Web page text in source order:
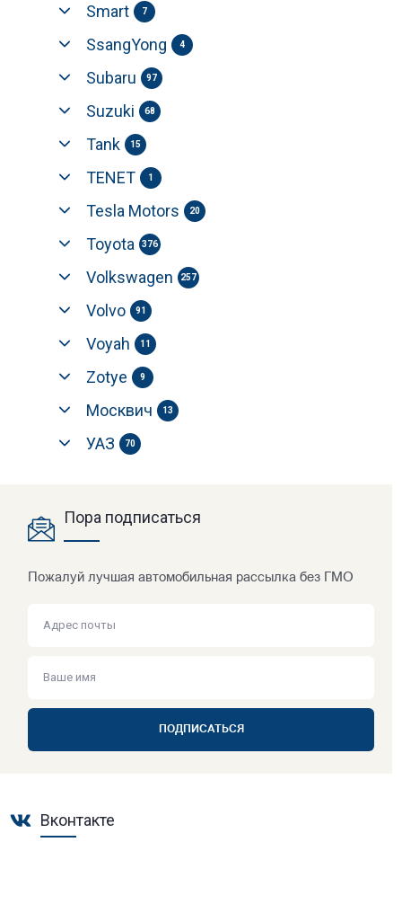
Smart 7
SsangYong 4
Subaru 97
Suzuki 68
Tank 15
TENET 1
Tesla Motors 20
Toyota 376
Volkswagen 257
Volvo 91
Voyah 11
Zotye 9
Москвич 13
УАЗ 70
Пора подписаться
Пожалуй лучшая автомобильная рассылка без ГМО
ПОДПИСАТЬСЯ
Вконтакте